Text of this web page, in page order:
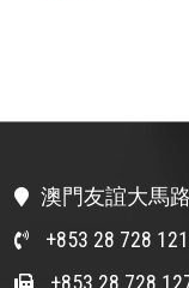
澳門友誼大馬
+853 28 728 121
+853 28 728